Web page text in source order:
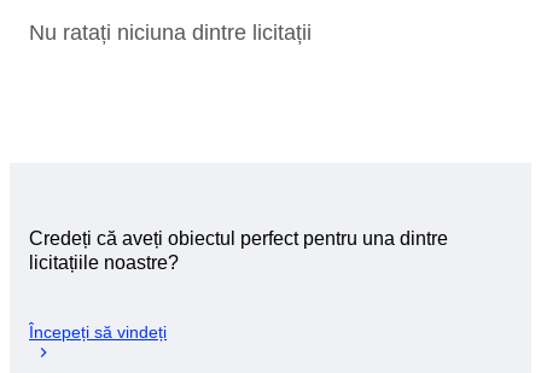
Nu ratați niciuna dintre licitații
Credeți că aveți obiectul perfect pentru una dintre
licitațiile noastre?
Începeți să vindeți